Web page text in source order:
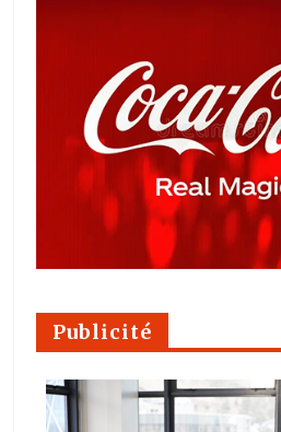
Publicité